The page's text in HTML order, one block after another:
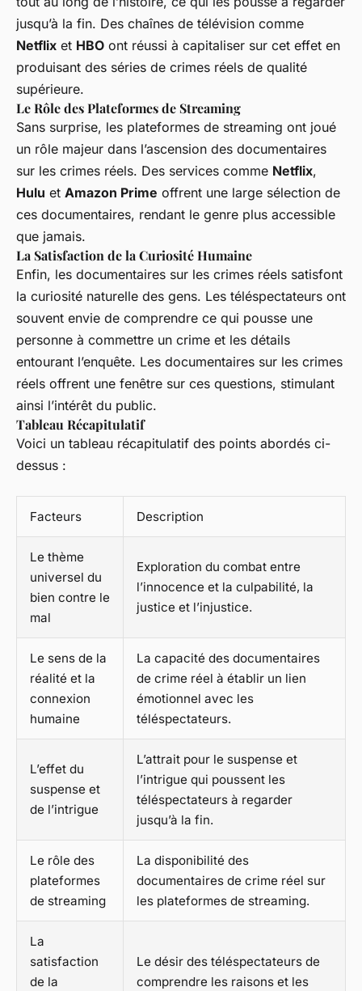
jusqu’à la fin. Des chaînes de télévision comme
Netflix et HBO ont réussi à capitaliser sur cet effet en
produisant des séries de crimes réels de qualité
supérieure.
Le Rôle des Plateformes de Streaming
Sans surprise, les plateformes de streaming ont joué
un rôle majeur dans l’ascension des documentaires
sur les crimes réels. Des services comme Netflix,
Hulu et Amazon Prime offrent une large sélection de
ces documentaires, rendant le genre plus accessible
que jamais.
La Satisfaction de la Curiosité Humaine
Enfin, les documentaires sur les crimes réels satisfont
la curiosité naturelle des gens. Les téléspectateurs ont
souvent envie de comprendre ce qui pousse une
personne à commettre un crime et les détails
entourant l’enquête. Les documentaires sur les crimes
réels offrent une fenêtre sur ces questions, stimulant
ainsi l’intérêt du public.
Tableau Récapitulatif
Voici un tableau récapitulatif des points abordés ci-
dessus :
Facteurs Description
Le thème
universel du
bien contre le
mal
Exploration du combat entre
l’innocence et la culpabilité, la
justice et l’injustice.
Le sens de la
réalité et la
connexion
humaine
La capacité des documentaires
de crime réel à établir un lien
émotionnel avec les
téléspectateurs.
L’effet du
suspense et
de l’intrigue
L’attrait pour le suspense et
l’intrigue qui poussent les
téléspectateurs à regarder
jusqu’à la fin.
Le rôle des
plateformes
de streaming
La disponibilité des
documentaires de crime réel sur
les plateformes de streaming.
La
satisfaction
de la
Le désir des téléspectateurs de
comprendre les raisons et les